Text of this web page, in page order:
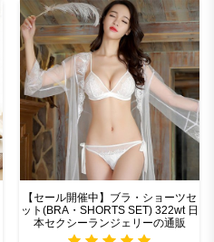
【セール開催中】ブラ・ショーツセ
ット(BRA・SHORTS SET) 322wt 日
本セクシーランジェリーの通販